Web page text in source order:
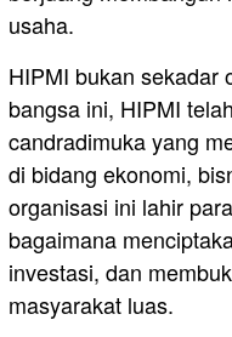
usaha.
HIPMI bukan sekadar
bangsa ini, HIPMI
candradimuka yang
di bidang ekonomi,
organisasi ini lahir
bagaimana
investasi, dan
masyarakat luas.